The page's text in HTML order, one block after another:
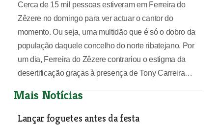
Cerca de 15 mil pessoas estiveram em Ferreira do
Zêzere no domingo para ver actuar o cantor do
momento. Ou seja, uma multidão que é só o dobro da
população daquele concelho do norte ribatejano. Por
um dia, Ferreira do Zêzere contrariou o estigma da
desertificação graças à presença de Tony Carreira…
Mais Notícias
Lançar foguetes antes da festa